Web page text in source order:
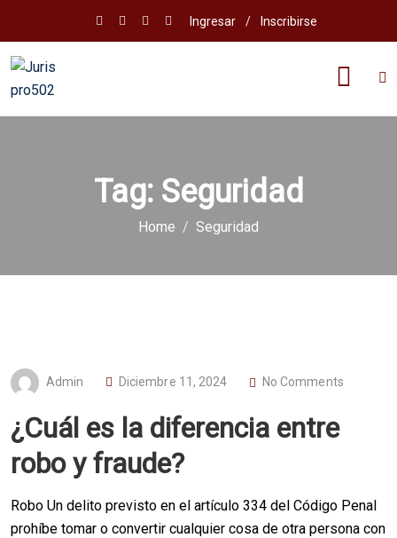
Ingresar / Inscribirse
Tag: Seguridad
Home Seguridad
Admin
P
E
Diciembre 11, 2024 No Comments
¿Cuál es la diferencia entre
robo y fraude?
Robo Un delito previsto en el artículo 334 del Código Penal
prohíbe tomar o convertir cualquier cosa de otra persona con